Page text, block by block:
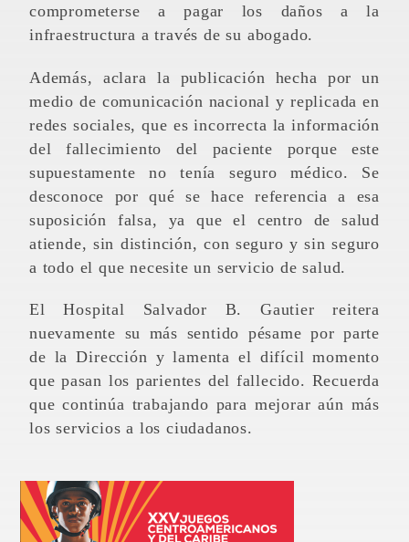
comprometerse a pagar los daños a la
infraestructura a través de su abogado.
Además, aclara la publicación hecha por un
medio de comunicación nacional y replicada en
redes sociales, que es incorrecta la información
del fallecimiento del paciente porque este
supuestamente no tenía seguro médico. Se
desconoce por qué se hace referencia a esa
suposición falsa, ya que el centro de salud
atiende, sin distinción, con seguro y sin seguro
a todo el que necesite un servicio de salud.
El Hospital Salvador B. Gautier reitera
nuevamente su más sentido pésame por parte
de la Dirección y lamenta el difícil momento
que pasan los parientes del fallecido. Recuerda
que continúa trabajando para mejorar aún más
los servicios a los ciudadanos.